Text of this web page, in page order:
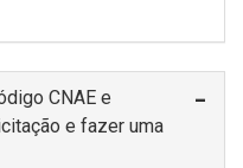
CNAE e
e fazer uma